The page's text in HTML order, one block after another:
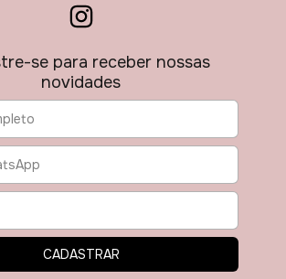
se para receber nossas
novidades